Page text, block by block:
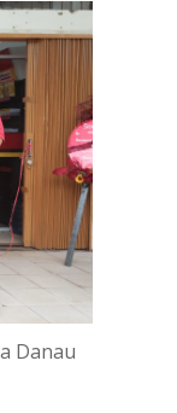
Danau